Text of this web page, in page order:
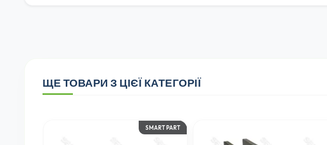
ЩЕ ТОВАРИ З ЦІЄЇ КАТЕГОРІЇ
SMART PART